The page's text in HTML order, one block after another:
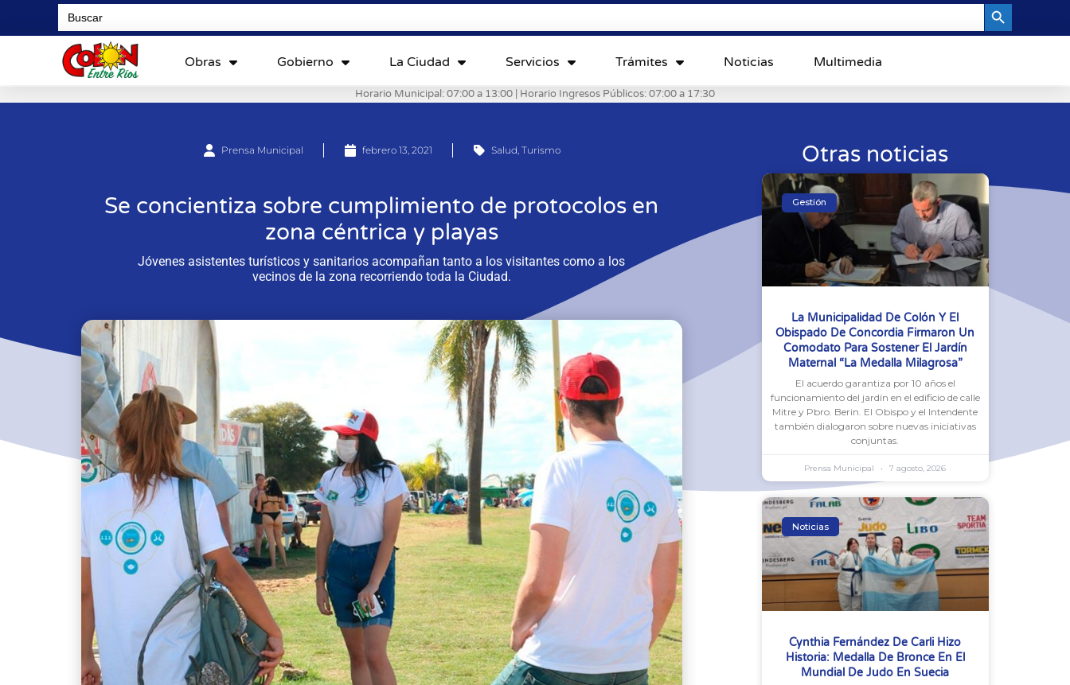
Search
for:
Obras Gobierno La Ciudad Servicios Trámites Noticias Multimedia
Horario Municipal: 07:00 a 13:00 | Horario Ingresos Públicos: 07:00 a 17:30
Prensa Municipal febrero 13, 2021 Salud Turismo
Se concientiza sobre cumplimiento de protocolos en
zona céntrica y playas
Jóvenes asistentes turísticos y sanitarios acompañan tanto a los visitantes como a los
vecinos de la zona recorriendo toda la Ciudad.
Otras noticias
Gestión
La Municipalidad De Colón Y El
Obispado De Concordia Firmaron Un
Comodato Para Sostener El Jardín
Maternal “La Medalla Milagrosa”
El acuerdo garantiza por 10 años el
funcionamiento del jardín en el edificio de calle
Mitre y Pbro. Berin. El Obispo y el Intendente
también dialogaron sobre nuevas iniciativas
conjuntas.
Prensa Municipal 7 agosto, 2026
Noticias
Cynthia Fernández De Carli Hizo
Historia: Medalla De Bronce En El
Mundial De Judo En Suecia